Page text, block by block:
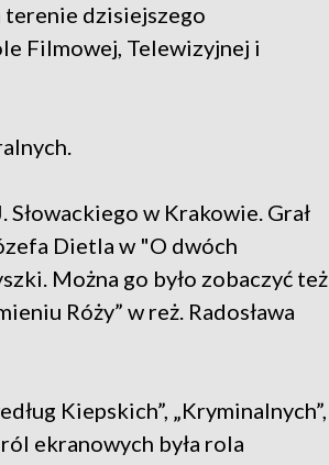
terenie dzisiejszego
Filmowej, Telewizyjnej i
w Krakowie. Grał
Dietla w "O dwóch
Można go było zobaczyć też
Róży” w reż. Radosława
Kiepskich”, „Kryminalnych”,
ekranowych była rola